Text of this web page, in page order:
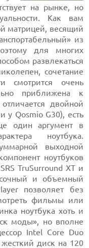
на рынке, но
Как вам
матрицей, весящий
из
для многих
развлекаться
сочетание
смотрится очень
приближена к
отличается двойной
у Qosmio G30), есть
один аргумент в
ноутбука.
выходной
ноутбуков
TruSurround XT и
сочный и объемный
позволяет без
фильмы или
ноутбука хоть и
моды», но вполне
Intel Core Duo
диск на 120